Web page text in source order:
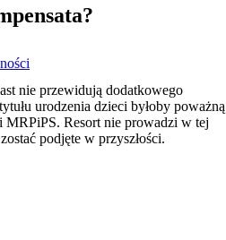
nie przewidują dodatkowego
urodzenia dzieci byłoby poważną
MRPiPS. Resort nie prowadzi w tej
podjęte w przyszłości.